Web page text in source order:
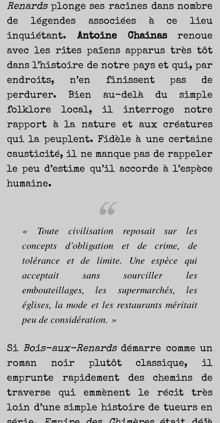
Renardsplonge ses racines dans nombre
de légendes associées à ce lieu
inquiétant.Antoine Chainasrenoue
avec les rites païens apparus très tôt
dans l’histoire de notre pays et qui, par
endroits, n’en finissent pas de
perdurer. Bien au-delà du simple
folklore local, il interroge notre
rapport à la nature et aux créatures
qui la peuplent. Fidèle à une certaine
causticité, il ne manque pas de rappeler
le peu d’estime qu’il accorde à l’espèce
humaine.
« Toute civilisation reposait sur les
concepts d’obligation
et de crime, de
tolérance et de limite. Une espèce qui
acceptait sans sourciller les
embouteillages, les supermarchés, les
églises, la mode et les restaurants méritait
peu de considération. »
Si Bois-aux-Renardsdémarre comme un
roman noir plutôt classique, il
emprunte rapidement des chemins de
traverse qui emmènent le récit très
loin d’une simple histoire de tueurs en